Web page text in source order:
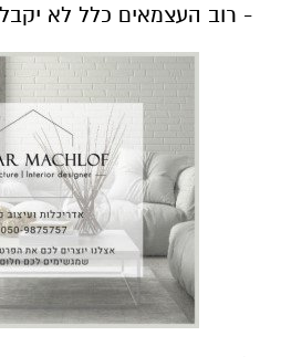
- רוב העצמאים כלל לא
לא מי שפתח עסק בשנתיים
שמתחת לגיל 28,
שהרוויח מעל סכום כזה
שהפסיד כסף ב
כובע....
מזכיר לכם -
2000-5000 שקל!